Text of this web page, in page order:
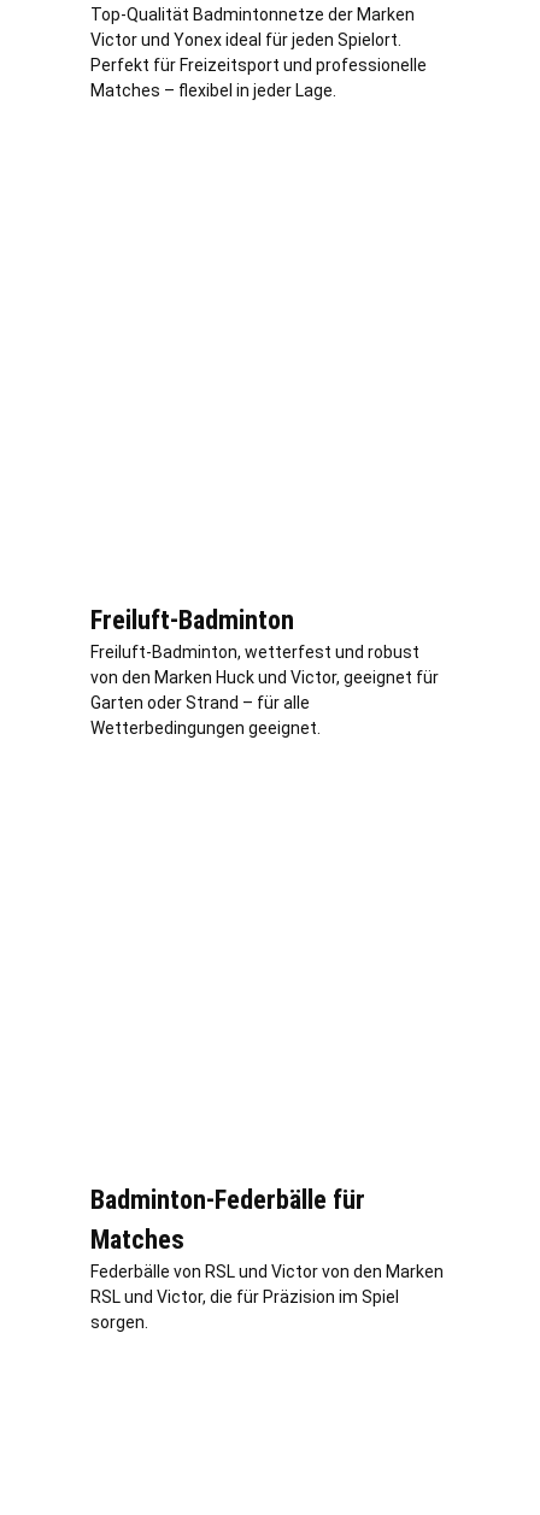
Top-Qualität Badmintonnetze der Marken
Victor und Yonex ideal für jeden Spielort.
Perfekt für Freizeitsport und professionelle
Matches – flexibel in jeder Lage
Freiluft-Badminton
Freiluft-Badminton, wetterfest und robust
von den Marken Huck und Victor, geeignet für
Garten oder Strand – für alle
Wetterbedingungen geeignet.
Badminton-Federbälle für
Matches
Federbälle von RSL und Victor von den Marken
RSL und Victor, die für Präzision im Spiel
sorgen.